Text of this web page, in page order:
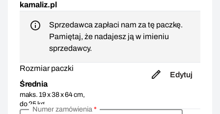
kamaliz.pl
Sprzedawca zapłaci nam za tę paczkę.
Pamiętaj, że nadajesz ją w imieniu
sprzedawcy.
Rozmiar paczki
Średnia
maks. 19 x 38 x 64 cm,
do 25 kg
Edytuj
Numer zamówienia*